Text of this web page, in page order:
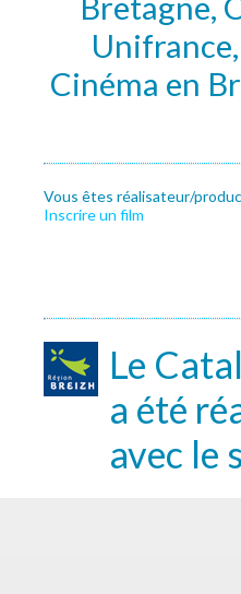
Cinéma en
Vous êtes réalisateur/
Inscrire un film
Le
a été
avec le